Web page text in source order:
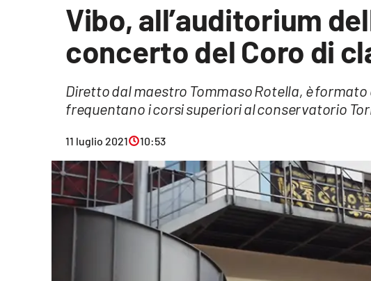
Vibo, all’auditorium
concerto del Coro di
Diretto dal maestro Tommaso Rotella, è
frequentano i corsi superiori al conservatorio
11 luglio 2021 10:53